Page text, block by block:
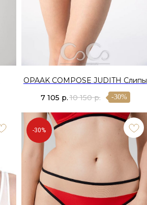
OPAAK COMPOSE JUDITH Слипы
7 105 р.10 150 р. -30%
-30%